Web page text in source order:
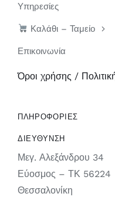
Υπηρεσίες
Καλάθι – Ταμείο
Επικοινωνία
Όροι χρήσης /
ΠΛΗΡΟΦΟΡΙΕΣ
ΔΙΕΥΘΥΝΣΗ
Μεγ. Αλεξάνδρου 34
Εύοσμος – ΤΚ 56224
Θεσσαλονίκη